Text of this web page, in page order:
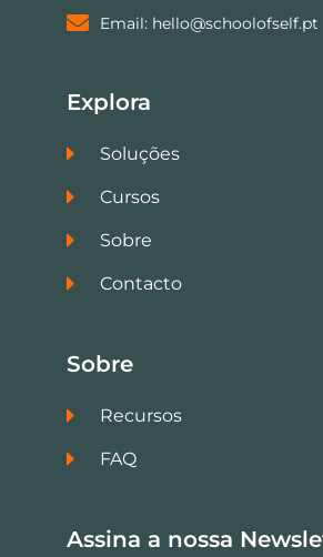
Email: hello@schoolofself.pt
Explora
Soluções
Cursos
Sobre
Contacto
Sobre
Recursos
FAQ
Assina a nossa